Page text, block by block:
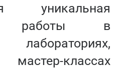
уникальная
работы в
лабораториях,
классах